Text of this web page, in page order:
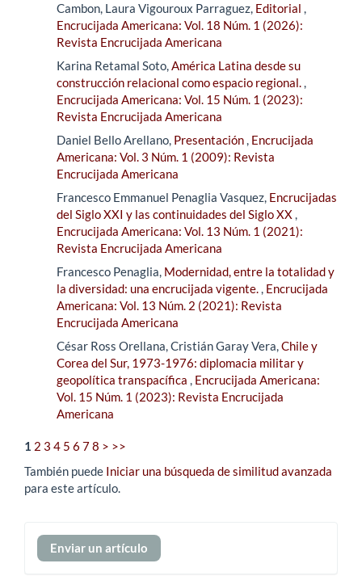
Cambon, Laura Vigouroux Parraguez, Editorial ,
Encrucijada Americana: Vol. 18 Núm. 1 (2026):
Revista Encrucijada Americana
Karina Retamal Soto,América Latina desde su
construcción relacional como espacio regional.,
Encrucijada Americana: Vol. 15 Núm. 1 (2023):
Revista Encrucijada Americana
Daniel Bello Arellano, Presentación, Encrucijada
Americana: Vol. 3 Núm. 1 (2009): Revista
Encrucijada Americana
Francesco Emmanuel Penaglia Vasquez, Encrucijadas
del Siglo XXI y las continuidades del Siglo XX,
Encrucijada Americana: Vol. 13 Núm. 1 (2021):
Revista Encrucijada Americana
Francesco Penaglia, Modernidad, entre la totalidad y
la diversidad: una encrucijada vigente., Encrucijada
Americana: Vol. 13 Núm. 2 (2021): Revista
Encrucijada Americana
César Ross Orellana, Cristián Garay Vera,Chile y
Corea del Sur, 1973-1976: diplomacia militar y
geopolítica transpacífica , Encrucijada Americana:
Vol. 15 Núm. 1 (2023): Revista Encrucijada
Americana
1 2 3 4 5 6 78 > >>
También puede Iniciar una búsqueda de similitud avanzada
para este artículo.
Enviar
un
Enviar un artículo